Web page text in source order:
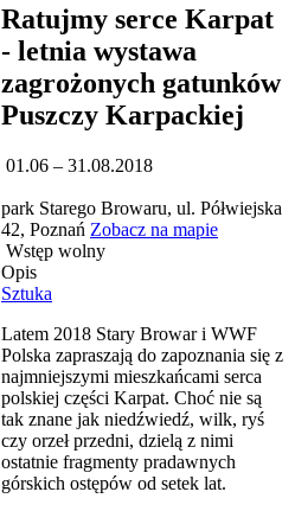
Ratujmy serce Karpat
- letnia wystawa
zagrożonych gatunków
Puszczy Karpackiej
01.06 – 31.08.2018
park Starego Browaru, ul. Półwiejska
42, Poznań Zobacz na mapie
Wstęp wolny
Opis
Sztuka
Latem 2018 Stary Browar i WWF
Polska zapraszają do zapoznania się z
najmniejszymi mieszkańcami serca
polskiej części Karpat. Choć nie są
tak znane jak niedźwiedź, wilk, ryś
czy orzeł przedni, dzielą z nimi
ostatnie fragmenty pradawnych
górskich ostępów od setek lat.